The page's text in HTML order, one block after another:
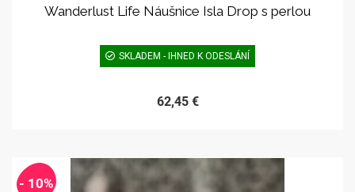
Wanderlust Life Náušnice Isla Drop s perlou
SKLADEM - IHNED K ODESLÁNÍ
62,45 €
- 10%